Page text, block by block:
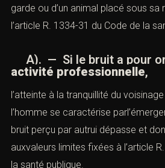
garde ou d’un animal placé sous sa
l’article R. 1334-31 du Code de la
A). — Si le bruit a pour
activité professionnelle,
l’atteinte à la tranquillité du
l’homme se caractérise
bruit perçu par autrui dépasse et
auxvaleurs limites fixées à l’article
la santé publique